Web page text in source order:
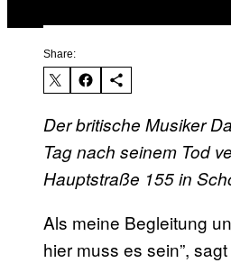
Share:
Der britische Musiker
Tag nach seinem Tod
Hauptstraße 155 in
Als meine Begleitung
hier muss es sein”,